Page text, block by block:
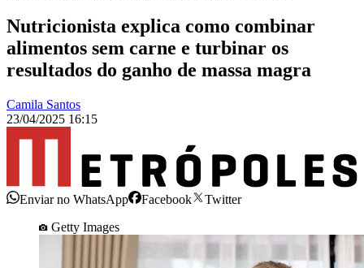
Nutricionista explica como combinar
alimentos sem carne e turbinar os
resultados do ganho de massa magra
Camila Santos
23/04/2025 16:15
Enviar no WhatsApp Facebook
Twitter
Getty Images